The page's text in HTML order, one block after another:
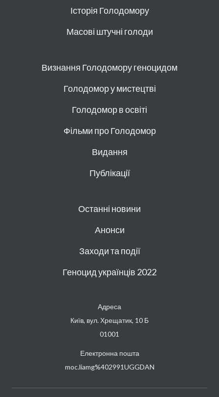
Історія Голодомору
Масові штучні голоди
Визнання Голодомору геноцидом
Голодомор у мистецтві
Голодомор в освіті
Фільми про Голодомор
Видання
Публікації
Останні новини
Анонси
Заходи та події
Геноцид українців 2022
Адреса
Київ, вул. Хрещатик, 10 Б
01001
Електронна пошта
moc.liamg%402991UGGDAN